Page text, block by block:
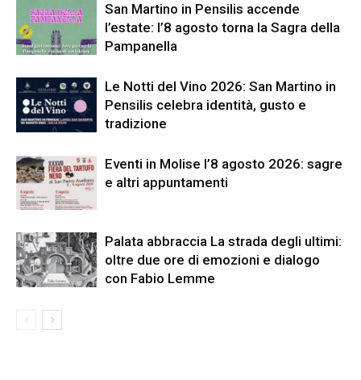
San Martino in Pensilis accende
l’estate: l’8 agosto torna la Sagra della
Pampanella
Le Notti del Vino 2026: San Martino in
Pensilis celebra identità, gusto e
tradizione
Eventi in Molise l’8 agosto 2026: sagre
e altri appuntamenti
Palata abbraccia La strada degli ultimi:
oltre due ore di emozioni e dialogo
con Fabio Lemme